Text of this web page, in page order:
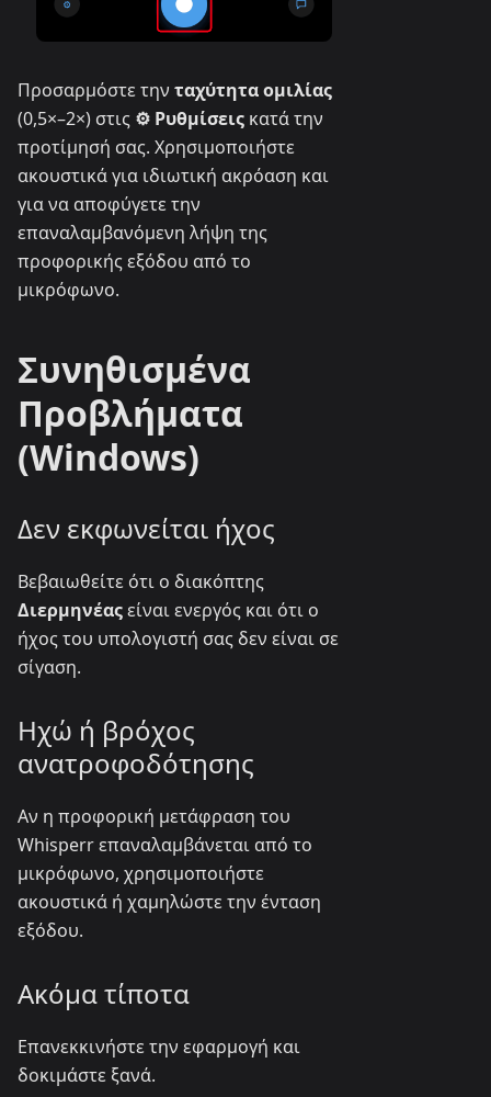
Προσαρμόστε την ταχύτητα ομιλίας
(0,5×–2×) στις ⚙ Ρυθμίσεις κατά την
προτίμησή σας. Χρησιμοποιήστε
ακουστικά για ιδιωτική ακρόαση και
για να αποφύγετε την
επαναλαμβανόμενη λήψη της
προφορικής εξόδου από το
μικρόφωνο.
Συνηθισμένα
Προβλήματα
(Windows)
Δεν εκφωνείται ήχος
Βεβαιωθείτε ότι ο διακόπτης
Διερμηνέαςείναι ενεργός και ότι ο
ήχος του υπολογιστή σας δεν είναι σε
σίγαση.
Ηχώ ή βρόχος
ανατροφοδότησης
Αν η προφορική μετάφραση του
Whisperr επαναλαμβάνεται από το
μικρόφωνο, χρησιμοποιήστε
ακουστικά ή χαμηλώστε την ένταση
εξόδου.
Ακόμα τίποτα
Επανεκκινήστε την εφαρμογή και
δοκιμάστε ξανά.